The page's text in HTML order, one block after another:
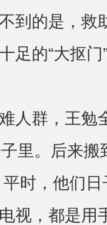
到的是，救
足的“大抠门
群，王勉
里。后来搬
时，他们
视，都是用